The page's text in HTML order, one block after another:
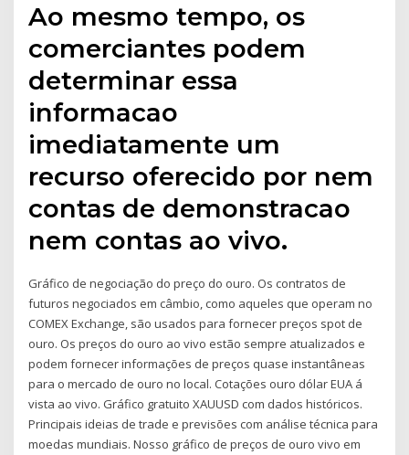
Ao mesmo tempo, os
comerciantes podem
determinar essa
informacao
imediatamente um
recurso oferecido por nem
contas de demonstracao
nem contas ao vivo.
Gráfico de negociação do preço do ouro. Os contratos de
futuros negociados em câmbio, como aqueles que operam no
COMEX Exchange, são usados para fornecer preços spot de
ouro. Os preços do ouro ao vivo estão sempre atualizados e
podem fornecer informações de preços quase instantâneas
para o mercado de ouro no local. Cotações ouro dólar EUA á
vista ao vivo. Gráfico gratuito XAUUSD com dados históricos.
Principais ideias de trade e previsões com análise técnica para
moedas mundiais. Nosso gráfico de preços de ouro vivo em